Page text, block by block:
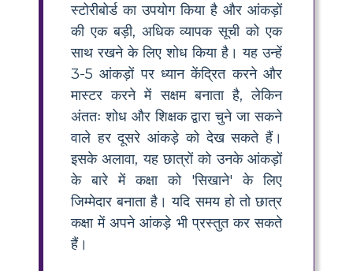
स्टोरीबोर्ड का उपयोग किया है और आंकड़ों
की एक बड़ी, अधिक व्यापक सूची को एक
साथ रखने के लिए शोध किया है। यह उन्हें
3-5 आंकड़ों पर ध्यान केंद्रित करने और
मास्टर करने में सक्षम बनाता है, लेकिन
अंततः शोध और शिक्षक द्वारा चुने जा सकने
वाले हर दूसरे आंकड़े को देख सकते हैं।
इसके अलावा, यह छात्रों को उनके आंकड़ों
के बारे में कक्षा को 'सिखाने' के लिए
जिम्मेदार बनाता है। यदि समय हो तो छात्र
कक्षा में अपने आंकड़े भी प्रस्तुत कर सकते
हैं।